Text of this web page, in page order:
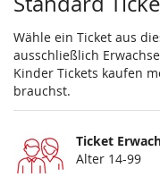
Wähle ein Ticket aus
ausschließlich
Kinder Tickets kaufen
brauchst.
Ticket
Alter 14-99